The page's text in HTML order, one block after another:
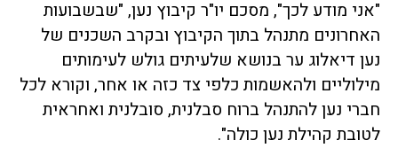
"אני מודע לכך", מסכם יו"ר קיבוץ נען, "שבשבועות
האחרונים מתנהל בתוך הקיבוץ ובקרב השכנים של
נען דיאלוג ער בנושא שלעיתים גולש לעימותים
מילוליים ולהאשמות כלפי צד כזה או אחר, וקורא לכל
חברי נען להתנהל ברוח סבלנית, סובלנית ואחראית
לטובת קהילת נען כולה".